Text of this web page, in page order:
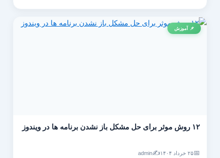
📌 آموزش
۱۲ روش موثر برای حل مشکل باز نشدن برنامه ها در ویندوز
۲۵ خرداد ۱۴۰۴ ✍️
admin